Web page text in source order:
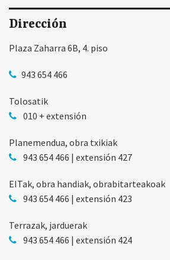
Dirección
Plaza Zaharra 6B, 4. piso
943 654 466
Tolosatik
010 + extensión
Planemendua, obra txikiak
943 654 466 | extensión 427
EITak, obra handiak, obrabitarteakoak
943 654 466 | extensión 423
Terrazak, jarduerak
943 654 466 | extensión 424